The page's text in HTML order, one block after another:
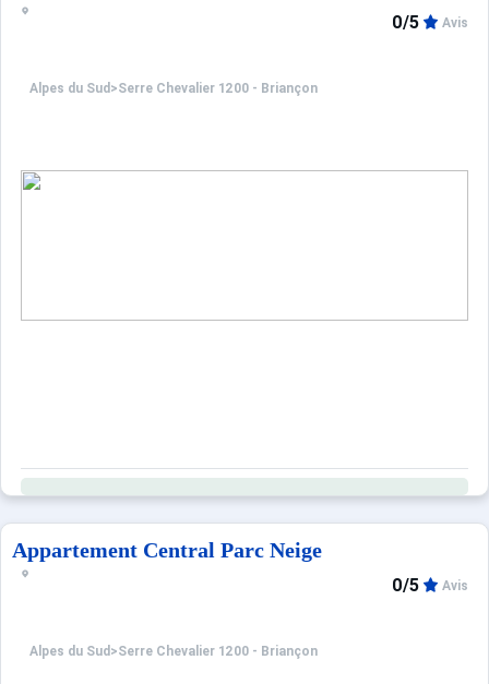
Alpes du Sud >Serre Chevalier 1200 - Briançon
0/5 Avis
Appartement Central Parc Neige
Alpes du Sud >Serre Chevalier 1200 - Briançon
0/5 Avis